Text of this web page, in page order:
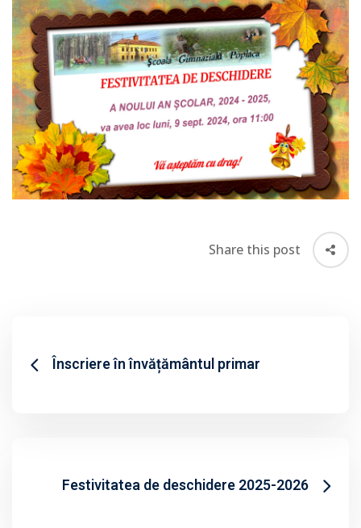
Share this post
Înscriere în învățământul primar
Festivitatea de deschidere 2025-2026